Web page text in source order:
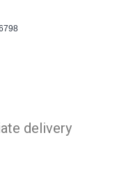
delivery